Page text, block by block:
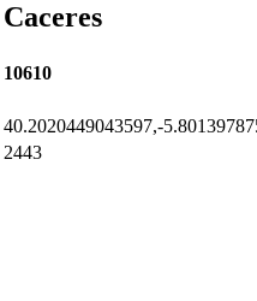
Caceres
10610
40.2020449043597,-
2443